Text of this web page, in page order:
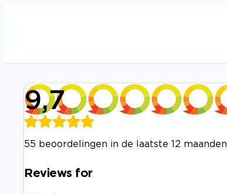
9,7
55 beoordelingen in de laatste 12 maanden
Reviews for